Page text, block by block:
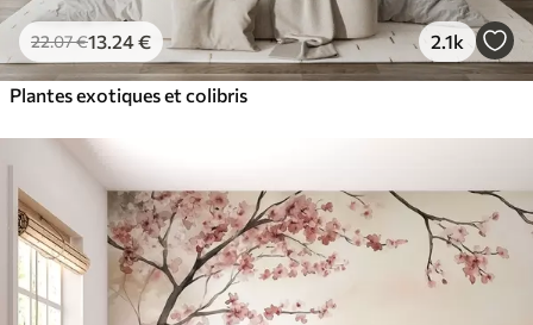
22.07€13 .24€ 2.1k
Plantes exotiques et colibris